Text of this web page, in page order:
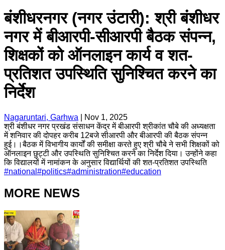
बंशीधरनगर (नगर उंटारी): श्री बंशीधर
नगर में बीआरपी-सीआरपी बैठक संपन्न,
शिक्षकों को ऑनलाइन कार्य व शत-
प्रतिशत उपस्थिति सुनिश्चित करने का
निर्देश
Nagaruntari, Garhwa
Nov 1, 2025
श्री बंशीधर नगर प्रखंड संसाधन केंद्र में बीआरपी श्रीकांत चौबे की अध्यक्षता
में शनिवार की दोपहर करीब 12बजे सीआरपी और बीआरपी की बैठक संपन्न
हुई।।बैठक में विभागीय कार्यों की समीक्षा करते हुए श्री चौबे ने सभी शिक्षकों को
ऑनलाइन छुट्टी और उपस्थिति सुनिश्चित करने का निर्देश दिया। उन्होंने कहा
कि विद्यालयों में नामांकन के अनुसार विद्यार्थियों की शत-प्रतिशत उपस्थिति
#national #politics#administration#education
MORE NEWS